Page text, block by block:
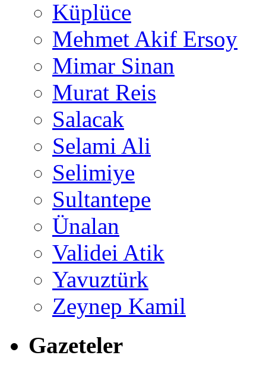
Küplüce
Mehmet Akif Ersoy
Mimar Sinan
Murat Reis
Salacak
Selami Ali
Selimiye
Sultantepe
Ünalan
Validei Atik
Yavuztürk
Zeynep Kamil
Gazeteler